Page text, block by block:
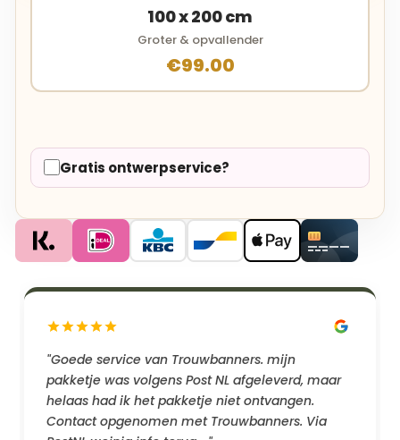
100 x 200 cm
Groter & opvallender
€99.00
Gratis ontwerpservice?
"Goede service van Trouwbanners. mijn
pakketje was volgens Post NL afgeleverd, maar
helaas had ik het pakketje niet ontvangen.
Contact opgenomen met Trouwbanners. Via